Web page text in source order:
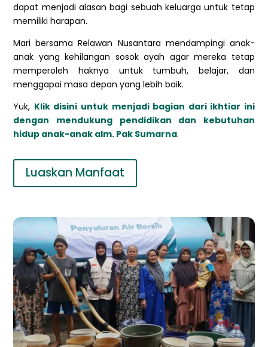
dapat menjadi alasan bagi sebuah keluarga untuk tetap
memiliki harapan.
Mari bersama Relawan Nusantara mendampingi anak-
anak yang kehilangan sosok ayah agar mereka tetap
memperoleh haknya untuk tumbuh, belajar, dan
menggapai masa depan yang lebih baik.
Yuk, Klik disini untuk menjadi bagian dari ikhtiar ini
dengan mendukung pendidikan dan kebutuhan
hidup anak-anak alm. Pak Sumarna.
Luaskan Manfaat